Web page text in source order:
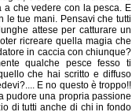
che vedere con la pesca. E
le tue mani. Pensavi che tutti
attese per catturare un
ricreare quella magia che
in caccia con chiunque?
qualche pesce fesso ti
che hai scritto e diffuso
E no questo è troppo!!
pudore una propria passione
di tutti anche di chi in fondo